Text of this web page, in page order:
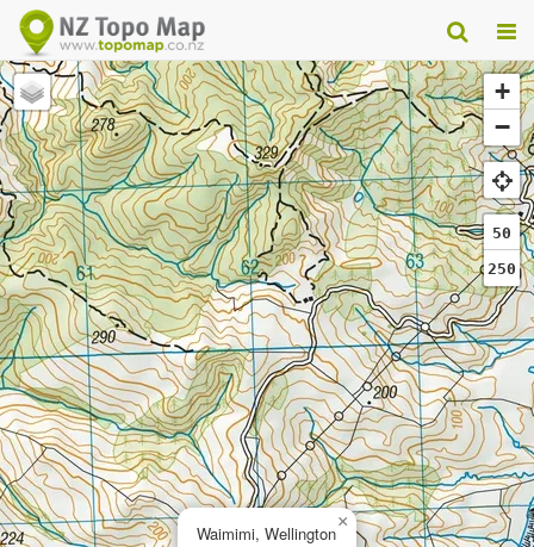
Waimimi, Wellington
×
+
−
50
250